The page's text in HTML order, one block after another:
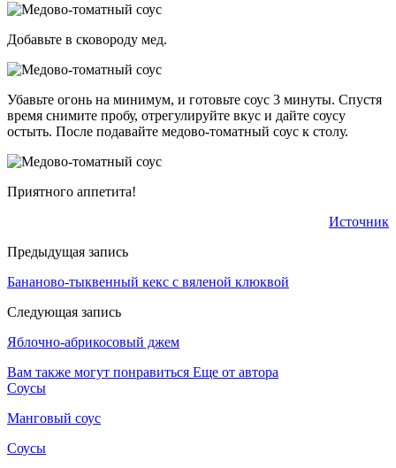
Добавьте в сковороду мед.
Убавьте огонь на минимум, и готовьте соус 3 минуты. Спустя
время снимите пробу, отрегулируйте вкус и дайте соусу
остыть. После подавайте медово-томатный соус к столу.
Приятного аппетита!
Источник
Предыдущая запись
Бананово-тыквенный кекс с вяленой клюквой
Следующая запись
Яблочно-абрикосовый джем
Вам также могут понравиться Еще от автора
Соусы
Манговый соус
Соусы